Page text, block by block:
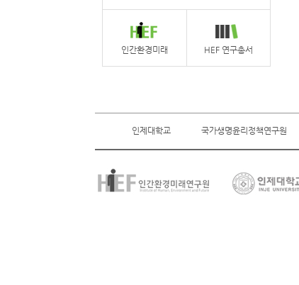
인간환경미래 HEF 연구총서
인제대학교 국가생명윤리정책연구원